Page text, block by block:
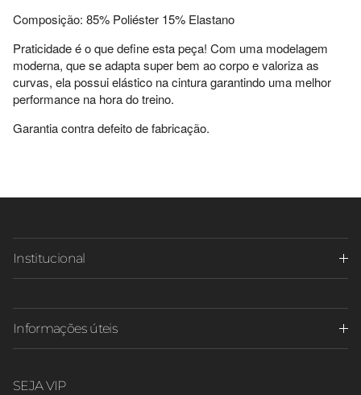
Composição: 85% Poliéster 15% Elastano
Praticidade é o que define esta peça! Com uma modelagem
moderna, que se adapta super bem ao corpo e valoriza as
curvas, ela possui elástico na cintura garantindo uma melhor
performance na hora do treino.
Garantia contra defeito de fabricação.
Institucional
Informações úteis
SEJA VIP